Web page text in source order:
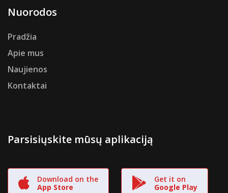
Nuorodos
Pradžia
Apie mus
Naujienos
Kontaktai
Parsisiųskite mūsų aplikaciją
Download on the
App Store
Get it on
Google Play